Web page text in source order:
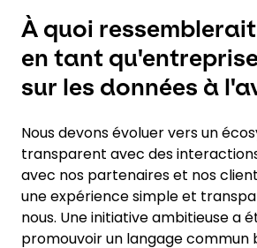
À quoi ressemblerait
en tant
sur les données à
Nous devons évoluer vers un
transparent avec des
avec nos partenaires et nos
une expérience simple et
nous. Une initiative ambitieuse a
promouvoir un langage commun